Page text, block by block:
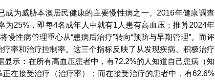
成为威胁本澳居民健康的主要慢性病之一。2016年健康调查
为25%，即每4名成年人中就有1人患有高血压；推算2024年
慢性病管理重心从“患病后治疗”转向“预防与早期管理”。而评
率和治疗控制率。这三个指标反映了从发现疾病、积极治疗
示：在所有高血压患者中，有72.2%的人知道自己患病（知
在接受治疗（治疗率）；而在接受治疗的患者中，有62.6%